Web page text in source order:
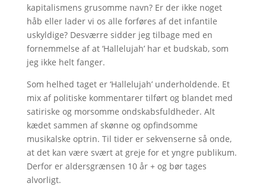
kapitalismens grusomme navn? Er der ikke noget
håb eller lader vi os alle forføres af det infantile
uskyldige? Desværre sidder jeg tilbage med en
fornemmelse af at ‘Hallelujah’ har et budskab, som
jeg ikke helt fanger.
Som helhed taget er ‘Hallelujah’ underholdende. Et
mix af politiske kommentarer tilført og blandet med
satiriske og morsomme ondskabsfuldheder. Alt
kædet sammen af skønne og opfindsomme
musikalske optrin. Til tider er sekvenserne så onde,
at det kan være svært at greje for et yngre publikum.
Derfor er aldersgrænsen 10 år + og bør tages
alvorligt.